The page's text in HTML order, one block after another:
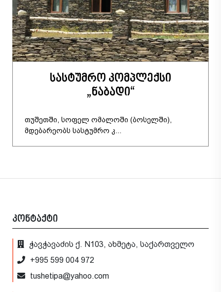
სასტუმრო კომპლექსი
„ნაბადი“
თუშეთში, სოფელ ომალოში (ბოსელში),
მდებარეობს სასტუმრო კ...
კონტაქტი
ჭავჭავაძის ქ. N103, ახმეტა, საქართველო
+995 599 004 972
tushetipa@yahoo.com